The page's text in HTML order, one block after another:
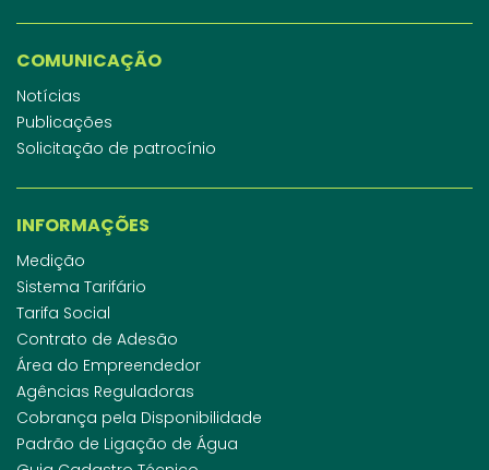
COMUNICAÇÃO
Notícias
Publicações
Solicitação de patrocínio
INFORMAÇÕES
Medição
Sistema Tarifário
Tarifa Social
Contrato de Adesão
Área do Empreendedor
Agências Reguladoras
Cobrança pela Disponibilidade
Padrão de Ligação de Água